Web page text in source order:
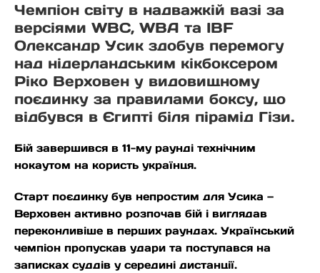
Чемпіон світу в надважкій вазі за
версіями WBC, WBA та IBF
Олександр Усик здобув перемогу
над нідерландським кікбоксером
Ріко Верховен у видовищному
поєдинку за правилами боксу, що
відбувся в Єгипті біля пірамід Гізи.
Бій завершився в 11-му раунді технічним
нокаутом на користь українця.
Старт поєдинку був непростим для Усика —
Верховен активно розпочав бій і виглядав
переконливіше в перших раундах. Український
чемпіон пропускав удари та поступався на
записках суддів у середині дистанції.